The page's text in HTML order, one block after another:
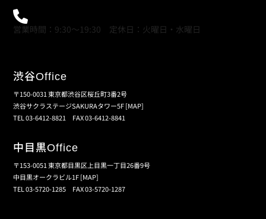
営業時間：9:30～19:30 定休日：火曜日・水曜日
渋谷Office
〒150-0031 東京都渋谷区桜丘町3番2号
渋谷サクラステージSAKURAタワー5F[MAP]
TEL 03-6412-8821 FAX 03-6412-8841
中目黒Office
〒153-0051 東京都目黒区上目黒一丁目26番9号
中目黒オークラビル1F[MAP]
TEL 03-5720-1285 FAX 03-5720-1287